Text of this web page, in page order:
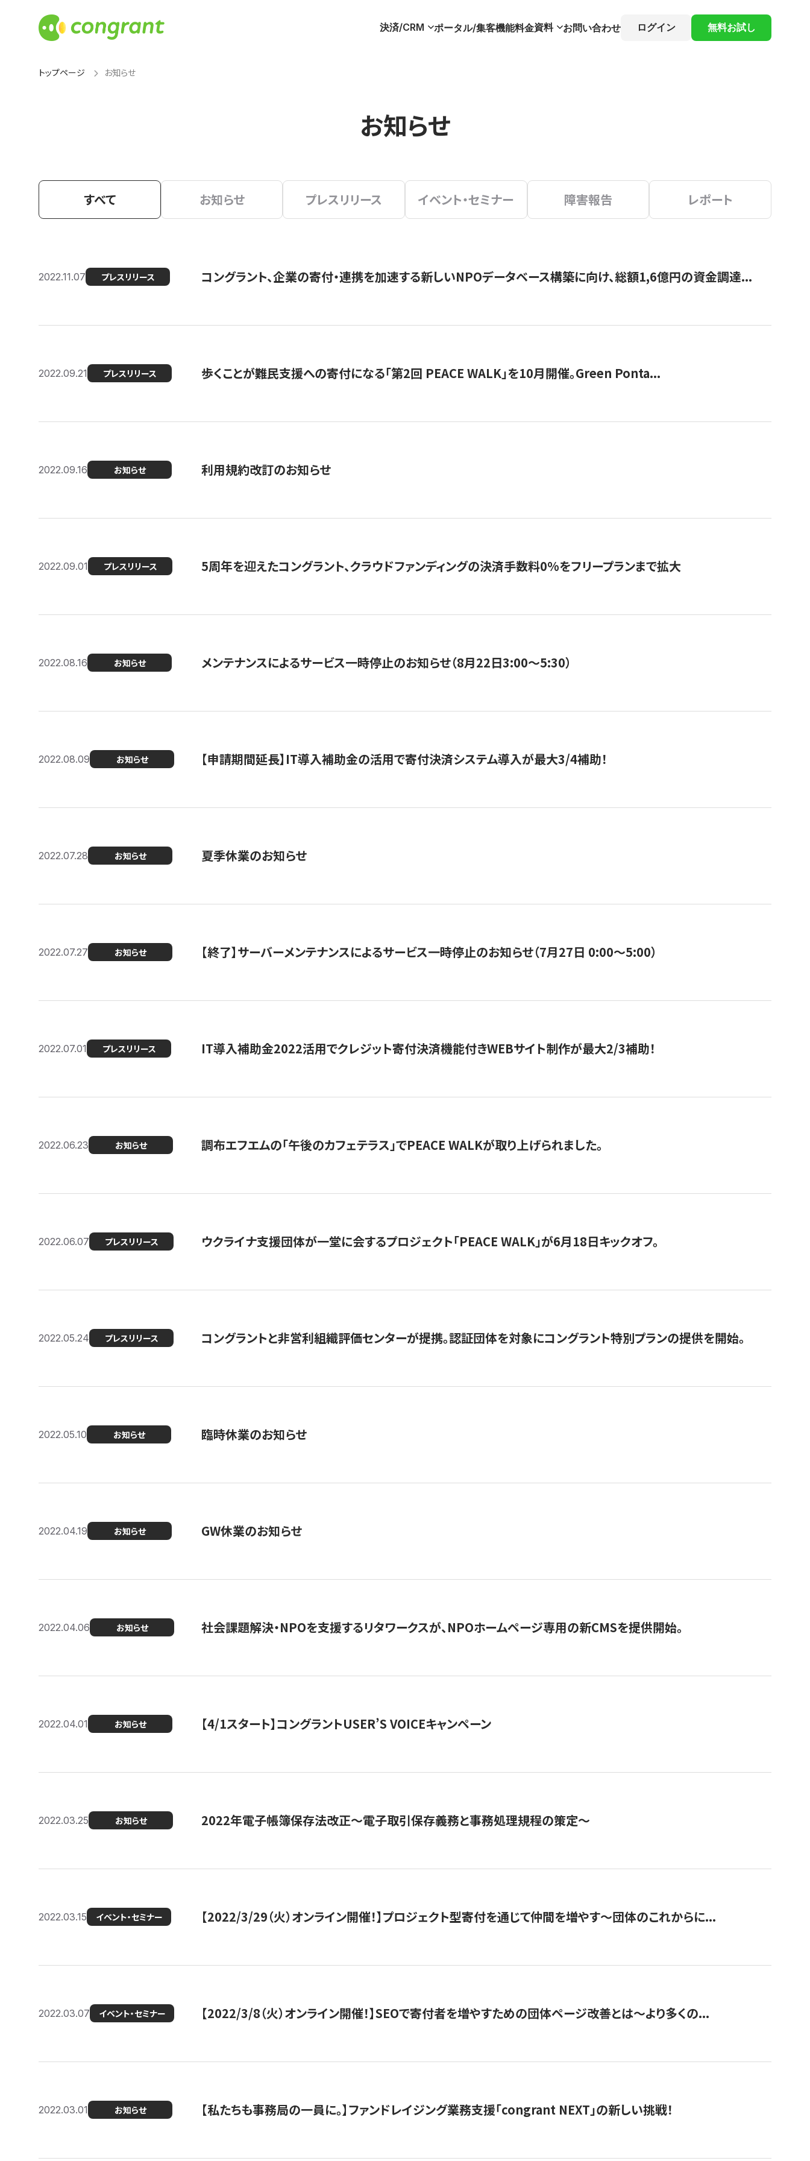
決済/CRM ポータル/集客機能料金資料 お問い合わせ ログイン 無料お試し
トップページ お知らせ
お知らせ
すべて お知らせ プレスリリース イベント・セミナー 障害報告 レポート
2022.11.07 プレスリリース コングラント、企業の寄付・連携を加速する新しいNPOデータベース構築に向け、総額1,6億円の資金調達...
2022.09.21 プレスリリース 歩くことが難民支援への寄付になる「第2回 PEACE WALK」を10月開催。Green Ponta...
2022.09.16 お知らせ 利用規約改訂のお知らせ
2022.09.01 プレスリリース 5周年を迎えたコングラント、クラウドファンディングの決済手数料0%をフリープランまで拡大
2022.08.16 お知らせ メンテナンスによるサービス一時停止のお知らせ（8月22日3:00〜5:30）
2022.08.09 お知らせ 【申請期間延長】IT導入補助金の活用で寄付決済システム導入が最大3/4補助！
2022.07.28 お知らせ 夏季休業のお知らせ
2022.07.27 お知らせ 【終了】サーバーメンテナンスによるサービス一時停止のお知らせ（7月27日 0:00〜5:00）
2022.07.01 プレスリリース IT導入補助金2022活用でクレジット寄付決済機能付きWEBサイト制作が最大2/3補助！
2022.06.23 お知らせ 調布エフエムの「午後のカフェテラス」でPEACE WALKが取り上げられました。
2022.06.07 プレスリリース ウクライナ支援団体が一堂に会するプロジェクト「PEACE WALK」が6月18日キックオフ。
2022.05.24 プレスリリース コングラントと非営利組織評価センターが提携。認証団体を対象にコングラント特別プランの提供を開始。
2022.05.10 お知らせ 臨時休業のお知らせ
2022.04.19 お知らせ GW休業のお知らせ
2022.04.06 お知らせ 社会課題解決・NPOを支援するリタワークスが、NPOホームページ専用の新CMSを提供開始。
2022.04.01 お知らせ 【4/1スタート】コングラントUSER’S VOICEキャンペーン
2022.03.25 お知らせ 2022年電子帳簿保存法改正～電子取引保存義務と事務処理規程の策定～
2022.03.15 イベント・セミナー 【2022/3/29（火）オンライン開催！】プロジェクト型寄付を通じて仲間を増やす～団体のこれからに...
2022.03.07 イベント・セミナー 【2022/3/8（火）オンライン開催！】SEOで寄付者を増やすための団体ページ改善とは～より多くの...
2022.03.01 お知らせ 【私たちも事務局の一員に。】ファンドレイジング業務支援「congrant NEXT」の新しい挑戦！